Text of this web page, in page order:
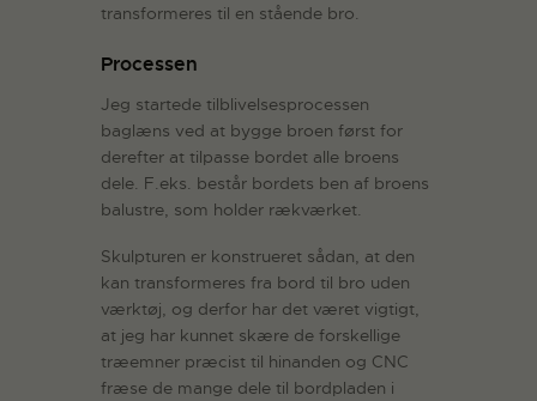
transformeres til en stående bro.
Processen
Jeg startede tilblivelsesprocessen
baglæns ved at bygge broen først for
derefter at tilpasse bordet alle broens
dele. F.eks. består bordets ben af broens
balustre, som holder rækværket.
Skulpturen er konstrueret sådan, at den
kan transformeres fra bord til bro uden
værktøj, og derfor har det været vigtigt,
at jeg har kunnet skære de forskellige
træemner præcist til hinanden og CNC
fræse de mange dele til bordpladen i